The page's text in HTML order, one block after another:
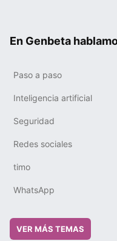
En Genbeta
Paso a paso
Inteligencia artificial
Seguridad
Redes sociales
timo
WhatsApp
VER MÁS TEMAS